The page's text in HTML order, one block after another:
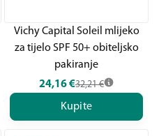
Vichy Capital Soleil mlijeko
za tijelo SPF 50+ obiteljsko
pakiranje
24,16€32,21 €
Kupite